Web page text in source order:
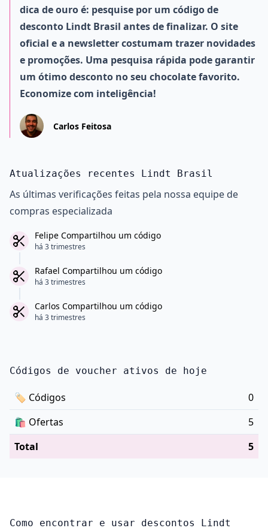
dica de ouro é: pesquise por um código de
desconto Lindt Brasil antes de finalizar. O site
oficial e a newsletter costumam trazer novidades
e promoções. Uma pesquisa rápida pode garantir
um ótimo desconto no seu chocolate favorito.
Economize com inteligência!
Carlos Feitosa
Atualizações recentes Lindt Brasil
As últimas verificações feitas pela nossa equipe de
compras especializada
Felipe Compartilhou um código
há 3 trimestres
Rafael Compartilhou um código
há 3 trimestres
Carlos Compartilhou um código
há 3 trimestres
Códigos de voucher ativos de hoje
🏷 Códigos
0
🛍️ Ofertas
5
Total
5
Como encontrar e usar descontos Lindt